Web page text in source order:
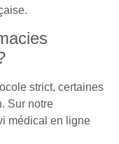
strict, certaines
Sur notre
médical en ligne